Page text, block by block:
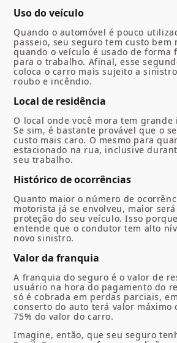
Uso do veículo
Quando o automóvel é pouco
passeio, seu seguro tem custo bem
quando o veículo é usado de forma
para o trabalho. Afinal, esse
coloca o carro mais sujeito a
roubo e incêndio.
Local de residência
O local onde você mora tem grande
Se sim, é bastante provável que o
custo mais caro. O mesmo para
estacionado na rua, inclusive
seu trabalho.
Histórico de ocorrências
Quanto maior o número de
motorista já se envolveu, maior
proteção do seu veículo. Isso
entende que o condutor tem alto
novo sinistro.
Valor da franquia
A franquia do seguro é o valor de
usuário na hora do pagamento do
só é cobrada em perdas parciais,
conserto do auto terá valor máximo
75% do valor do carro.
Imagine, então, que seu seguro